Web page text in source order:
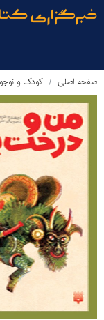
صفحه اصلی کودک و